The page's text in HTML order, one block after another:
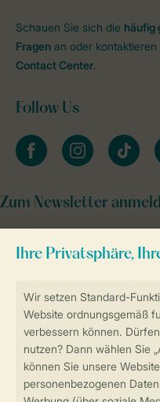
Sicher und schnell
Sichere
Sicheres Bezahlen
Schauen Sie sich die häufig
Fragen an oder kontaktieren
Contact Center.
Follow Us
facebookinstagramtiktok
Zum Newsletter